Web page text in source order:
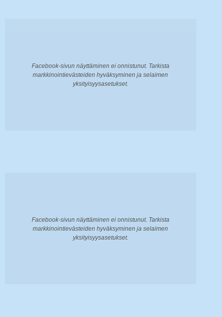
Facebook-sivun näyttäminen ei onnistunut. Tarkista
markkinointievästeiden hyväksyminen ja selaimen
yksityisyysasetukset.
Facebook-sivun näyttäminen ei onnistunut. Tarkista
markkinointievästeiden hyväksyminen ja selaimen
yksityisyysasetukset.